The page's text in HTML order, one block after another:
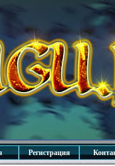
Регистрация